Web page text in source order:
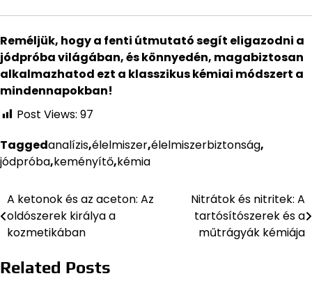
Reméljük, hogy a fenti útmutató segít eligazodni a
jódpróba világában, és könnyedén, magabiztosan
alkalmazhatod ezt a klasszikus kémiai módszert a
mindennapokban!
Post Views: 97
Taggedanalízis,élelmiszer,élelmiszerbiztonság,
jódpróba,keményítő,kémia
Bejegyzés
navigáció
A ketonok és az aceton: Az
oldószerek királya a
kozmetikában
Nitrátok és nitritek: A
tartósítószerek és a
műtrágyák kémiája
Related Posts